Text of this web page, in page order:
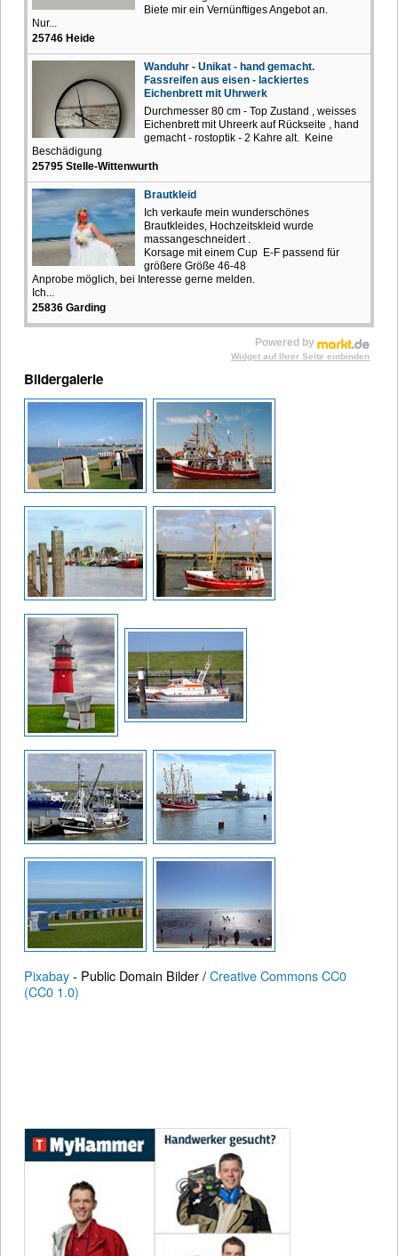
Biete mir ein Vernünftiges Angebot an.
Nur...
25746 Heide
Wanduhr - Unikat - hand gemacht.
Fassreifen aus eisen - lackiertes
Eichenbrett mit Uhrwerk
Durchmesser 80 cm - Top Zustand , weisses
Eichenbrett mit Uhreerk auf Rückseite , hand
gemacht - rostoptik - 2 Kahre alt. Keine
Beschädigung
25795 Stelle-Wittenwurth
Brautkleid
Ich verkaufe mein wunderschönes
Brautkleides, Hochzeitskleid wurde
massangeschneidert .
Korsage mit einem Cup E-F passend für
größere Größe 46-48
Anprobe möglich, bei Interesse gerne melden.
Ich...
25836 Garding
Powered by
Widget auf Ihrer Seite einbinden
Bildergalerie
Pixabay- Public Domain Bilder /Creative Commons CC0
(CC0 1.0)